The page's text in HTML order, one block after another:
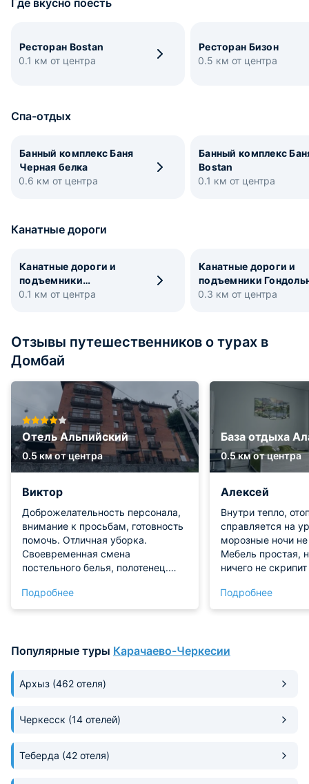
Ресторан Bostan
0.1 км от центра
Ресторан Бизон
0.5 км от центра
Спа-отдых
Банный комплекс Баня
Черная белка
0.6 км от центра
Банный комплекс
Bostan
0.1 км от центра
Канатные дороги
Канатные дороги и
подъемники
Маятниковая канатная
0.1 км от центра
Канатные дороги и
подъемники
канатная дорога
0.3 км от центра
Отзывы путешественников о турах в
Домбай
Отель Альпийский
0.5 км от центра
Виктор
Доброжелательность персонала,
внимание к просьбам, готовность
помочь. Отличная уборка.
Своевременная смена
постельного белья, полотенец.
Софруджу и Белалакаю.
Подробнее
База отдыха
0.5 км от центра
Алексей
Внутри тепло,
справляется на
морозные ночи
Мебель простая,
ничего не
жёсткости —
склонах
места хватает.
снаряжение и
Подробнее
Популярные туры Карачаево-Черкесии
Архыз (462 отеля)
Черкесск (14 отелей)
Теберда (42 отеля)